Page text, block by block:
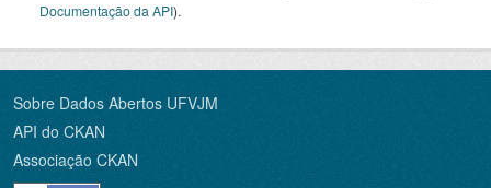
Documentação da API).
Sobre Dados Abertos UFVJM
API do CKAN
Associação CKAN